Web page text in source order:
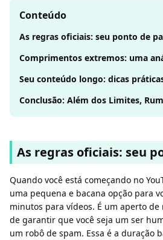
Conteúdo
As regras oficiais: seu ponto de
Comprimentos extremos: uma
Seu conteúdo longo: dicas
Conclusão: Além dos Limites,
As regras oficiais: seu
Quando você está começando no
uma pequena e bacana opção para
minutos para vídeos. É um aperto
de garantir que você seja um ser
um robô de spam. Essa é a duração